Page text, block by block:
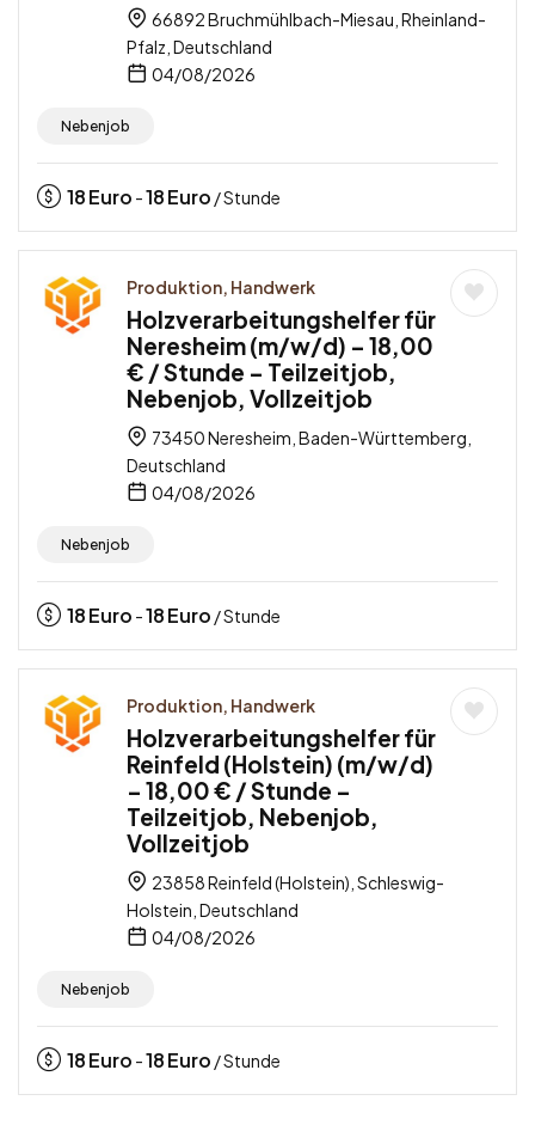
66892 Bruchmühlbach-Miesau, Rheinland-
Pfalz, Deutschland
04/08/2026
Nebenjob
18Euro -18Euro / Stunde
Produktion, Handwerk
Holzverarbeitungshelfer für
Neresheim (m/w/d) – 18,00
€ / Stunde – Teilzeitjob,
Nebenjob, Vollzeitjob
73450 Neresheim, Baden-Württemberg,
Deutschland
04/08/2026
Nebenjob
18Euro -18Euro / Stunde
Produktion, Handwerk
Holzverarbeitungshelfer für
Reinfeld (Holstein) (m/w/d)
– 18,00 € / Stunde –
Teilzeitjob, Nebenjob,
Vollzeitjob
23858 Reinfeld (Holstein), Schleswig-
Holstein, Deutschland
04/08/2026
Nebenjob
18Euro -18Euro / Stunde